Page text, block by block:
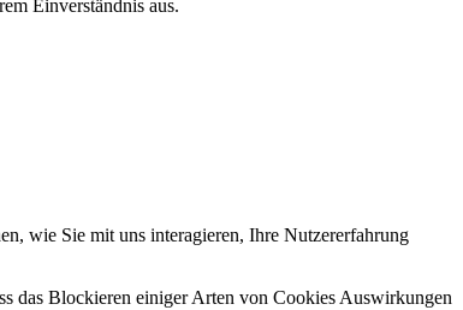
Einverständnis aus.
wie Sie mit uns interagieren, Ihre Nutzererfahrung
das Blockieren einiger Arten von Cookies Auswirkungen